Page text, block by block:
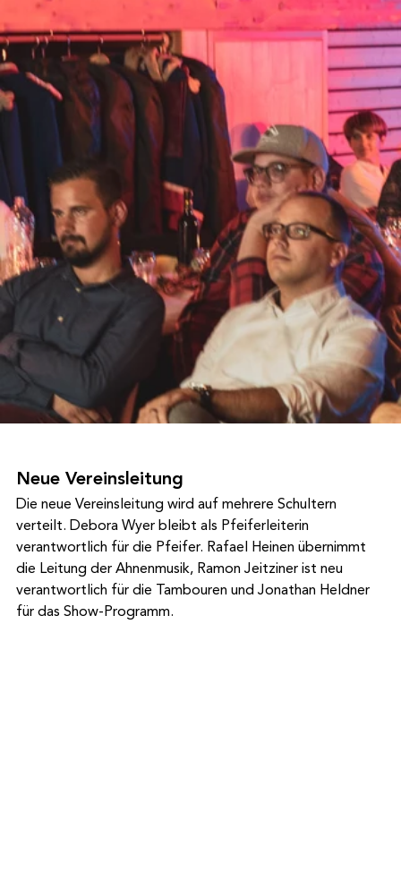
Neue Vereinsleitung
Die neue Vereinsleitung wird auf mehrere Schultern
verteilt. Debora Wyer bleibt als Pfeiferleiterin
verantwortlich für die Pfeifer. Rafael Heinen übernimmt
die Leitung der Ahnenmusik, Ramon Jeitziner ist neu
verantwortlich für die Tambouren und Jonathan Heldner
für das Show-Programm.